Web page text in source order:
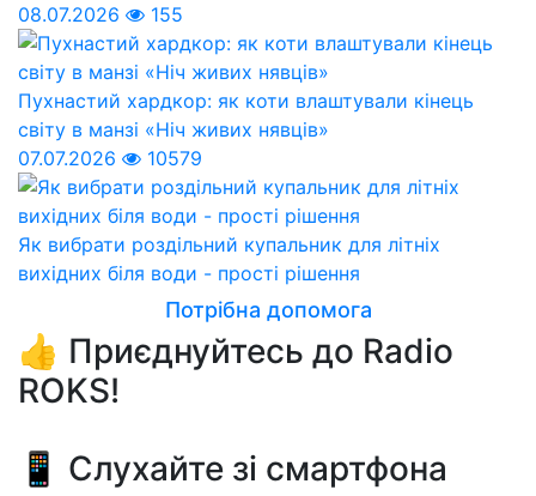
08.07.2026
155
Пухнастий хардкор: як коти влаштували кінець
світу в манзі «Ніч живих нявців»
07.07.2026
10579
Як вибрати роздільний купальник для літніх
вихідних біля води - прості рішення
Потрібна допомога
👍 Приєднуйтесь до Radio
ROKS!
📱 Слухайте зі смартфона